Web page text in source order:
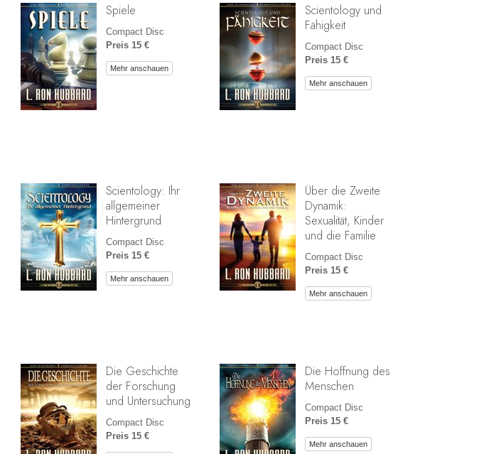
Spiele
Compact Disc
Preis 15 €
Mehr anschauen
Scientology und
Fähigkeit
Compact Disc
Preis 15 €
Mehr anschauen
Scientology: Ihr
allgemeiner
Hintergrund
Compact Disc
Preis 15 €
Mehr anschauen
Über die Zweite
Dynamik:
Sexualität, Kinder
und die Familie
Compact Disc
Preis 15 €
Mehr anschauen
Die Geschichte
der Forschung
und Untersuchung
Compact Disc
Preis 15 €
Die Hoffnung des
Menschen
Compact Disc
Preis 15 €
Mehr anschauen